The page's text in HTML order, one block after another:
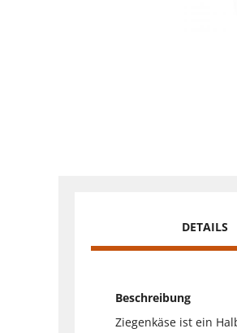
DETAILS
Beschreibung
Ziegenkäse ist ein